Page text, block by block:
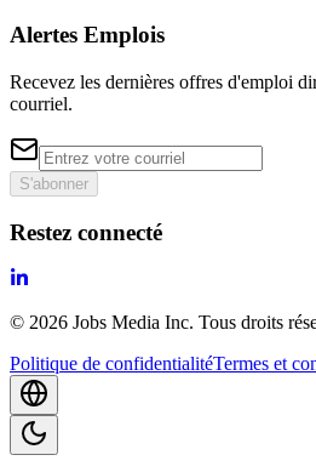
Alertes Emplois
Recevez les dernières offres d'emploi
courriel.
S'abonner
Restez connecté
© 2026 Jobs Media Inc. Tous droits
Politique de confidentialitéTermes et